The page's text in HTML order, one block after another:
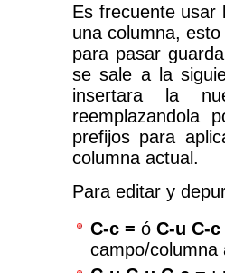
Es frecuente usar
una columna,
para pasar
se sale a la
insertara la
reemplazandola
prefijos para
columna actual.
Para editar y
C-c = ó C-u C-c
campo/columna